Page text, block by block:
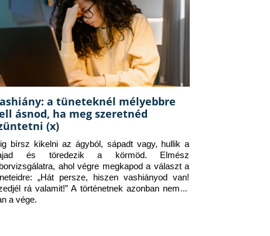
a tüneteknél mélyebbre
ásnod, ha meg szeretnéd
(x)
bírsz kikelni az ágyból, sápadt vagy, hullik a
és töredezik a körmöd. Elmész
ahol végre megkapod a választ a
„Hát persze, hiszen vashiányod van!
rá valamit!” A történetnek azonban nem itt
a vége.